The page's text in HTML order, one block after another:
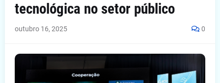
tecnológica no setor público
outubro 16, 2025 0